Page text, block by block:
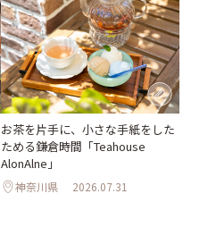
お茶を片手に、小さな手紙をした
ためる鎌倉時間「Teahouse
AlonAlne」
神奈川県 2026.07.31